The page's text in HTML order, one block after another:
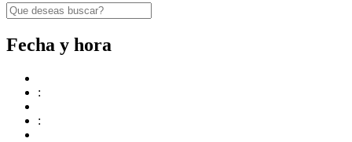
Fecha y hora
:
: